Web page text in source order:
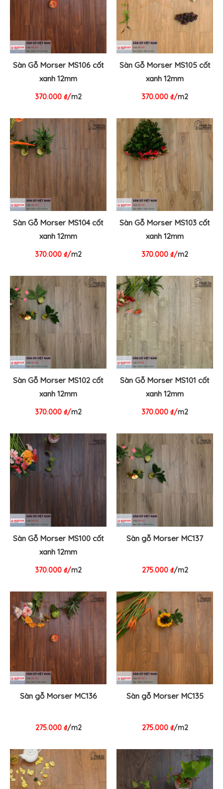
Sàn Gỗ Morser MS106 cốt
xanh 12mm
370.000 ₫/m2
Sàn Gỗ Morser MS105 cốt
xanh 12mm
370.000 ₫/m2
Sàn Gỗ Morser MS104 cốt
xanh 12mm
370.000 ₫/m2
Sàn Gỗ Morser MS103 cốt
xanh 12mm
370.000 ₫/m2
Sàn Gỗ Morser MS102 cốt
xanh 12mm
370.000 ₫/m2
Sàn Gỗ Morser MS101 cốt
xanh 12mm
370.000 ₫/m2
Sàn Gỗ Morser MS100 cốt
xanh 12mm
370.000 ₫/m2
Sàn gỗ Morser MC137
275.000 ₫/m2
Sàn gỗ Morser MC136
275.000 ₫/m2
Sàn gỗ Morser MC135
275.000 ₫/m2